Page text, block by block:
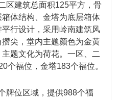
区建筑总面积125平方，骨
体结构、金塔为底层箱体
行设计，采用岭南建筑风
尖，堂内主题颜色为金黄
题文化为荷花。一区、二
个福位，金塔183个福位。
牌位区域，提供988个福